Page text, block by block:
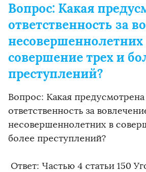
Вопрос: Какая
ответственность за
несовершеннолетних
совершение трех и
преступлений?
Вопрос: Какая предусмотрена
ответственность за
несовершеннолетних в
более преступлений?
Ответ: Частью 4 статьи 150